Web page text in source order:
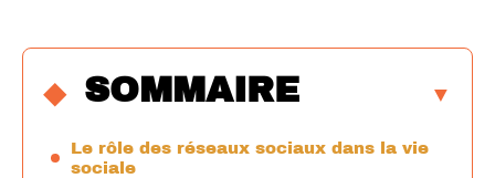
SOMMAIRE
Le rôle des réseaux sociaux dans la vie
sociale